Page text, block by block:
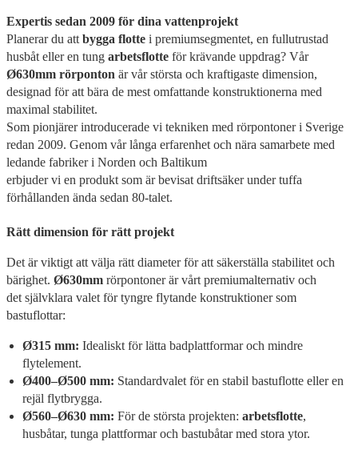
Expertis sedan 2009 för dina vattenprojekt
Planerar du att bygga flotte i premiumsegmentet, en fullutrustad
husbåt eller en tung arbetsflotte för krävande uppdrag? Vår
Ø630mm rörponton är vår största och kraftigaste dimension,
designad för att bära de mest omfattande konstruktionerna med
maximal stabilitet.
Som pionjärer introducerade vi tekniken med rörpontoner i Sverige
redan 2009. Genom vår långa erfarenhet och nära samarbete med
ledande fabriker i Norden och Baltikum
erbjuder vi en produkt som är bevisat driftsäker under tuffa
förhållanden ända sedan 80-talet.
Rätt dimension för rätt projekt
Det är viktigt att välja rätt diameter för att säkerställa stabilitet och
bärighet. Ø630mm rörpontoner är vårt premiumalternativ och
det självklara valet för tyngre flytande konstruktioner som
bastuflottar:
Ø315 mm: Idealiskt för lätta badplattformar och mindre
flytelement.
Ø400–Ø500 mm: Standardvalet för en stabil bastuflotte eller en
rejäl flytbrygga.
Ø560–Ø630 mm: För de största projekten: arbetsflotte,
husbåtar, tunga plattformar och bastubåtar med stora ytor.